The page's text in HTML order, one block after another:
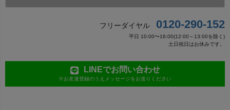
フリーダイヤル 0120-290-152
平日 10:00〜16:00(12:00～13:00を除く)
土日祝日はお休みです。
LINEでお問い合わせ
※お友達登録のうえメッセージをお送りください